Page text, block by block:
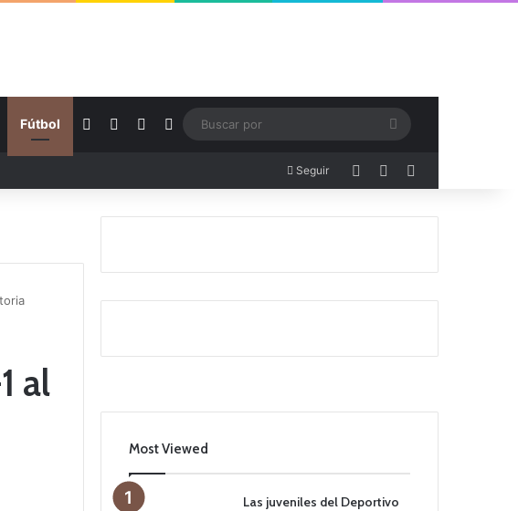
Fútbol Facebook YouTubeInstagram
Seguir AccesoPublicación al azar
al
Most Viewed
Las juveniles del Deportivo